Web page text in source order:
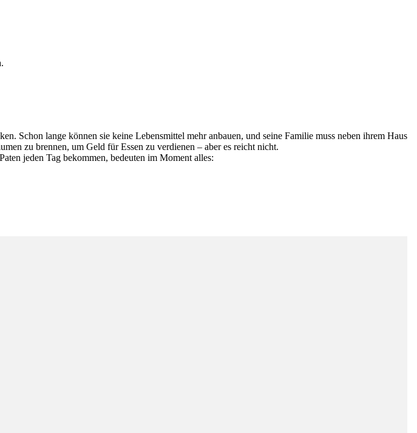
Schon lange können sie keine Lebensmittel mehr anbauen, und seine Familie muss neben ihrem Haus
zu brennen, um Geld für Essen zu verdienen – aber es reicht nicht.
jeden Tag bekommen, bedeuten im Moment alles: